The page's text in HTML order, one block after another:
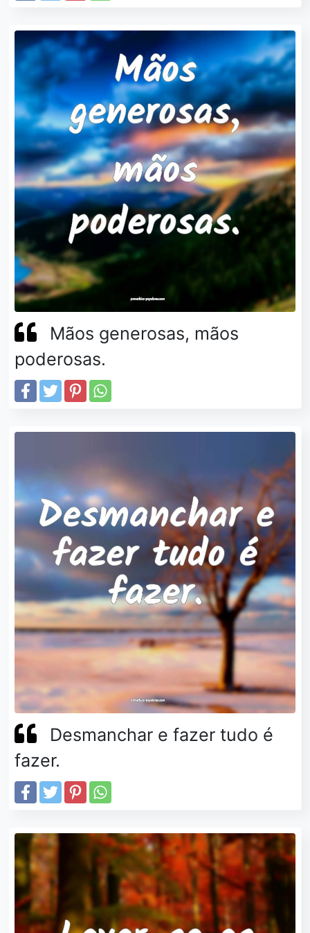
Mãos generosas, mãos
poderosas.
Desmanchar e fazer tudo é
fazer.